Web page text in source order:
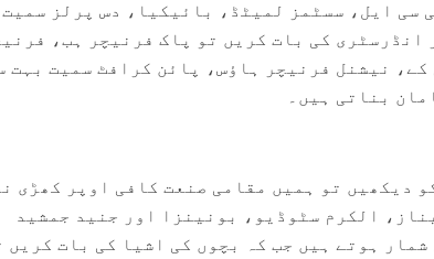
سی ایل، سسٹمز لمیٹڈ، بائیکیا، دس پرلز
کی بات کریں تو پاک فرنیچر ہب،
نیشنل فرنیچر ہاؤس، پائن کرافٹ سمیت بہت
بناتی ہیں۔
دیکھیں تو ہمیں مقامی صنعت کافی اوپر کھڑی
الکرم سٹوڈیو، بونینزا اور جنید جمشید
ہوتے ہیں جب کہ بچوں کی اشیا کی بات کریں